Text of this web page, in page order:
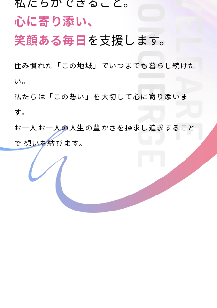
心に寄り添い、
笑顔ある毎日を支援します。
住み慣れた「この地域」でいつまでも暮らし続けた
い。
私たちは「この想い」を大切して心に寄り添いま
す。
お一人お一人の人生の豊かさを探求し追求すること
で 想いを結びます。